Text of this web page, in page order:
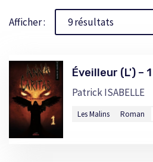
Afficher :
Éveilleur (L') – 1
Patrick ISABELLE
Les Malins Roman